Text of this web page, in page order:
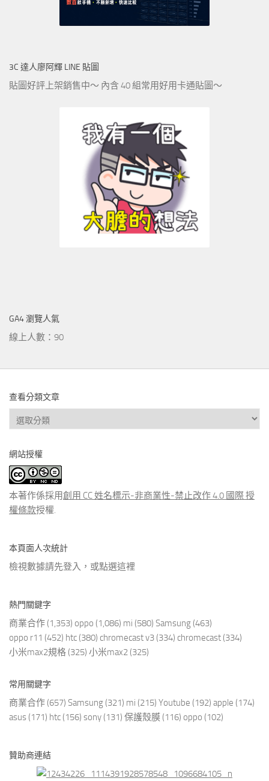
3C 達人廖阿輝 LINE 貼圖
貼圖好評上架銷售中～ 內含 40 組常用好用卡通貼圖～
GA4 瀏覽人氣
線上人數：90
查看分類文章
查
看
類
文
章
網站授權
本著作係採用創用 CC 姓名標示-非商業性-禁止改作 4.0 國際 授
權條款授權.
本頁面人次統計
檢視數據請先登入，或點選這裡
熱門關鍵字
商業合作 (1,353) oppo (1,086) mi (580) Samsung (463)
oppo r11 (452) htc (380) chromecast v3 (334) chromecast (334)
小米max2規格 (325) 小米max2 (325)
常用關鍵字
商業合作 (657) Samsung (321) mi (215) Youtube (192) apple (174)
asus (171) htc (156) sony (131) 保護殼膜 (116) oppo (102)
贊助商連結